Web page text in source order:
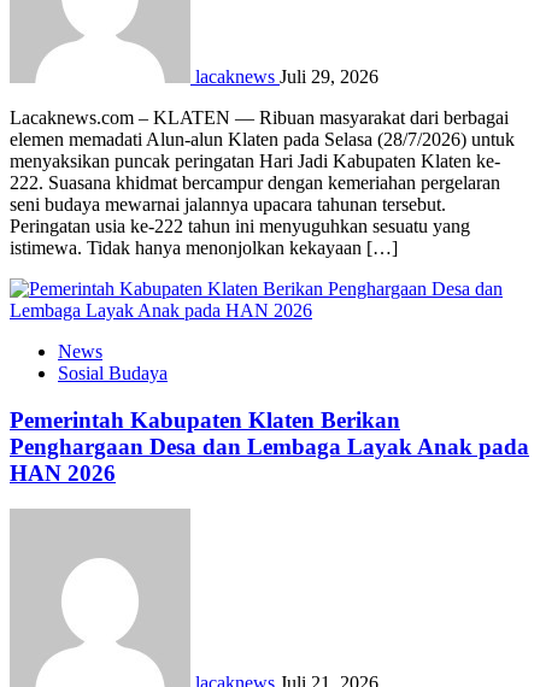
lacaknews Juli 29, 2026
Lacaknews.com – KLATEN — Ribuan masyarakat dari berbagai
elemen memadati Alun-alun Klaten pada Selasa (28/7/2026) untuk
menyaksikan puncak peringatan Hari Jadi Kabupaten Klaten ke-
222. Suasana khidmat bercampur dengan kemeriahan pergelaran
seni budaya mewarnai jalannya upacara tahunan tersebut.
Peringatan usia ke-222 tahun ini menyuguhkan sesuatu yang
istimewa. Tidak hanya menonjolkan kekayaan […]
News
Sosial Budaya
Pemerintah Kabupaten Klaten Berikan
Penghargaan Desa dan Lembaga Layak Anak pada
HAN 2026